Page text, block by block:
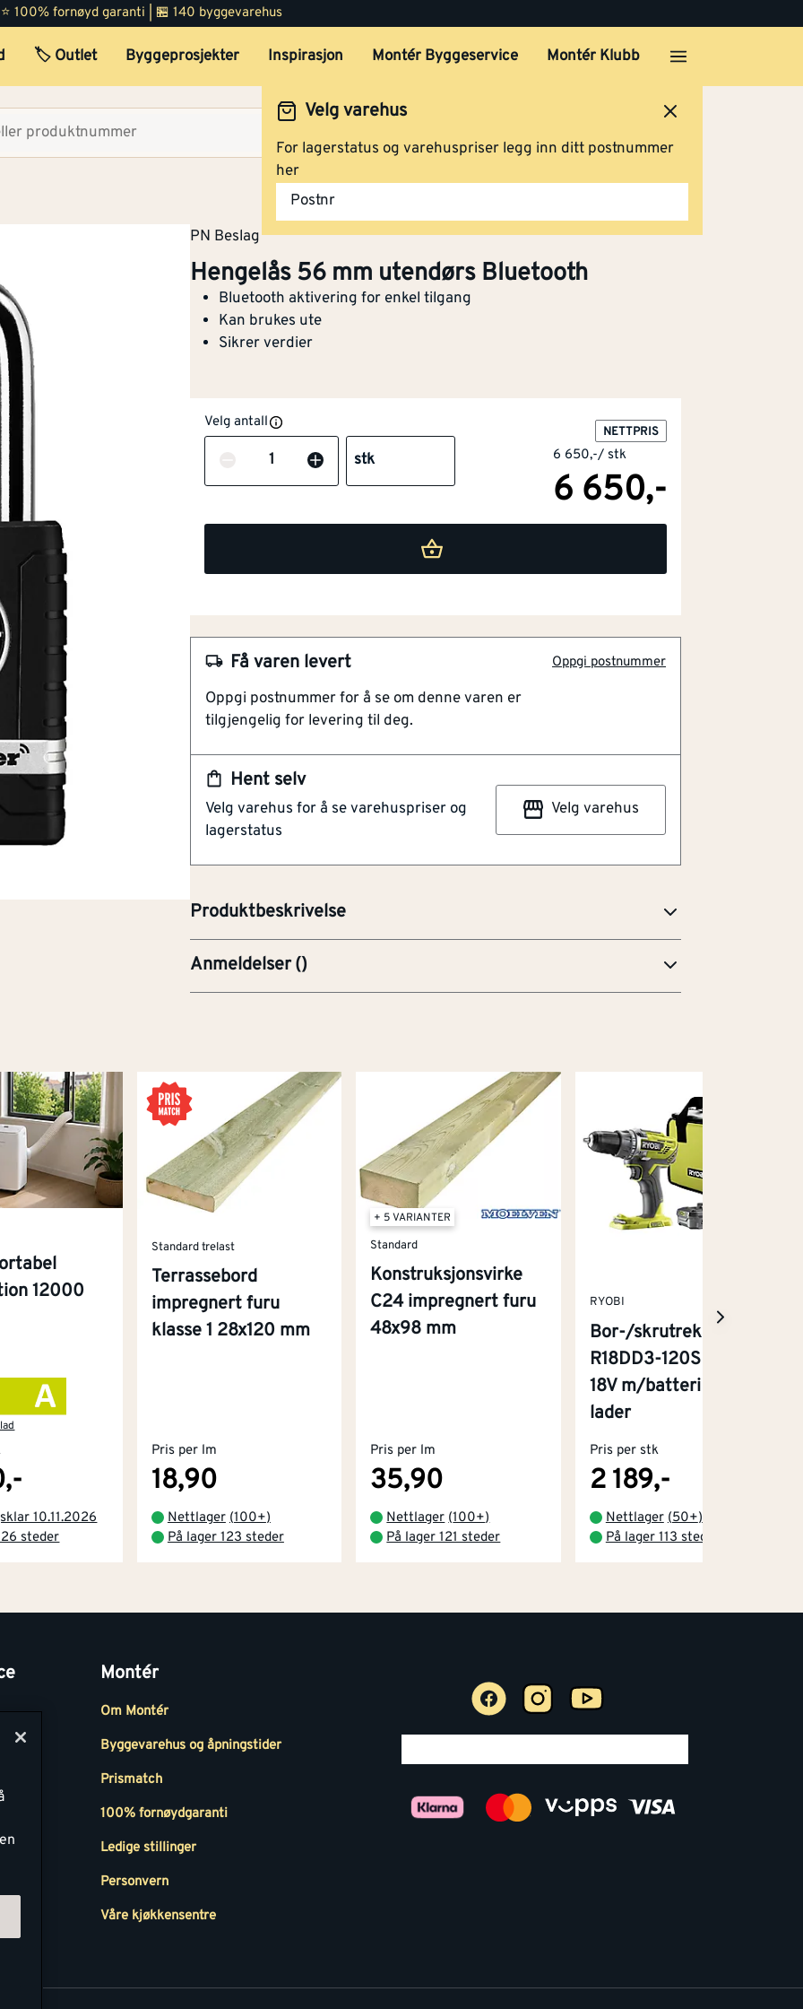
100% fornøyd garanti | 🏪 140 byggevarehus
🏷️ Outlet Byggeprosjekter Inspirasjon Montér Byggeservice Montér Klubb
Velg varehus
For lagerstatus og varehuspriser legg inn ditt postnummer
her
Postnr
PN Beslag
Hengelås 56 mm utendørs Bluetooth
Bluetooth aktivering for enkel tilgang
Kan brukes ute
Sikrer verdier
Velg antall
Antall stk
NETTPRIS
6 650,-/ stk
6 650,-
Hent selv
Velg varehus for å se varehuspriser og
lagerstatus
Velg varehus
Få varen levert Oppgi postnummer
Oppgi postnummer for å se om denne varen er
tilgjengelig for levering til deg.
Produktbeskrivelse
NOBB 53398872
Artikkelnummer 101263456
Bluetooth aktivering for enkel tilgang
Kan brukes ute
Sikrer verdier
Anmeldelser()
12000
10.11.2026
steder
Standard trelast
Terrassebord
impregnert furu
klasse 1 28x120 mm
Pris per lm
18,90
Nettlager (100+)
På lager 123 steder
+ 5 VARIANTER
Standard
Konstruksjonsvirke
C24 impregnert furu
48x98 mm
Pris per lm
35,90
Nettlager (100+)
På lager 121 steder
RYOBI
Bor-/skrutrekker
R18DD3-120S One+
18V m/batteri og
lader
Pris per stk
2 189,-
Nettlager (50+)
På lager 113 steder
Montér
Om Montér
Byggevarehus og åpningstider
Prismatch
100% fornøydgaranti
Ledige stillinger
Personvern
Våre kjøkkensentre